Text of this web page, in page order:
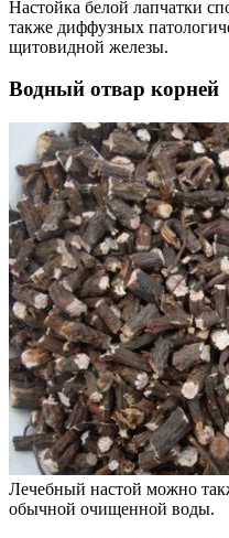
Настойка белой лапчатки
также диффузных
щитовидной железы.
Водный отвар корней
Лечебный настой можно
обычной очищенной воды.